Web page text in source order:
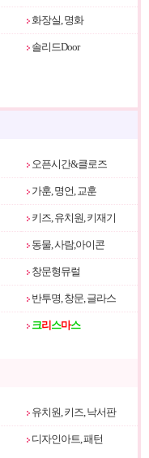
화장실, 명화
솔리드Door
오픈시간&클로즈
가훈, 명언, 교훈
키즈, 유치원, 키재기
동물, 사람,아이콘
창문형뮤럴
반투명, 창문, 글라스
크리 스마스
유치원, 키즈, 낙서판
디자인아트, 패턴